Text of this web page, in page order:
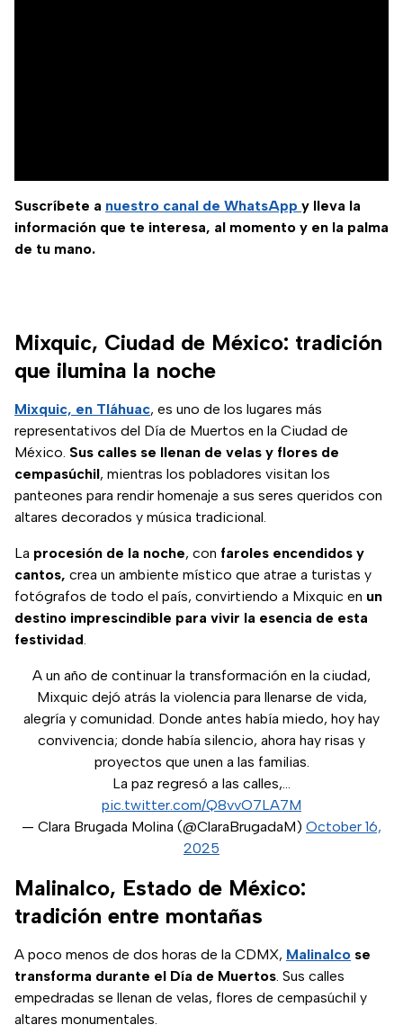
Suscríbete a nuestro canal de WhatsApp y lleva la
información que te interesa, al momento y en la palma
de tu mano.
Mixquic, Ciudad de México: tradición
que ilumina la noche
Mixquic, en Tláhuac, es uno de los lugares más
representativos del Día de Muertos en la Ciudad de
México. Sus calles se llenan de velas y flores de
cempasúchil, mientras los pobladores visitan los
panteones para rendir homenaje a sus seres queridos con
altares decorados y música tradicional.
La procesión de la noche, con faroles encendidos y
cantos, crea un ambiente místico que atrae a turistas y
fotógrafos de todo el país, convirtiendo a Mixquic en un
destino imprescindible para vivir la esencia de esta
festividad.
A un año de continuar la transformación en la ciudad,
Mixquic dejó atrás la violencia para llenarse de vida,
alegría y comunidad. Donde antes había miedo, hoy hay
convivencia; donde había silencio, ahora hay risas y
proyectos que unen a las familias.
La paz regresó a las calles,…
pic.twitter.com/Q8vvO7LA7M
— Clara Brugada Molina (@ClaraBrugadaM) October 16,
2025
Malinalco, Estado de México:
tradición entre montañas
A poco menos de dos horas de la CDMX, Malinalco se
transforma durante el Día de Muertos. Sus calles
empedradas se llenan de velas, flores de cempasúchil y
altares monumentales.